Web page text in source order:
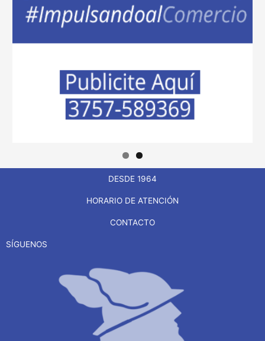
DESDE 1964
HORARIO DE ATENCIÓN
CONTACTO
SÍGUENOS